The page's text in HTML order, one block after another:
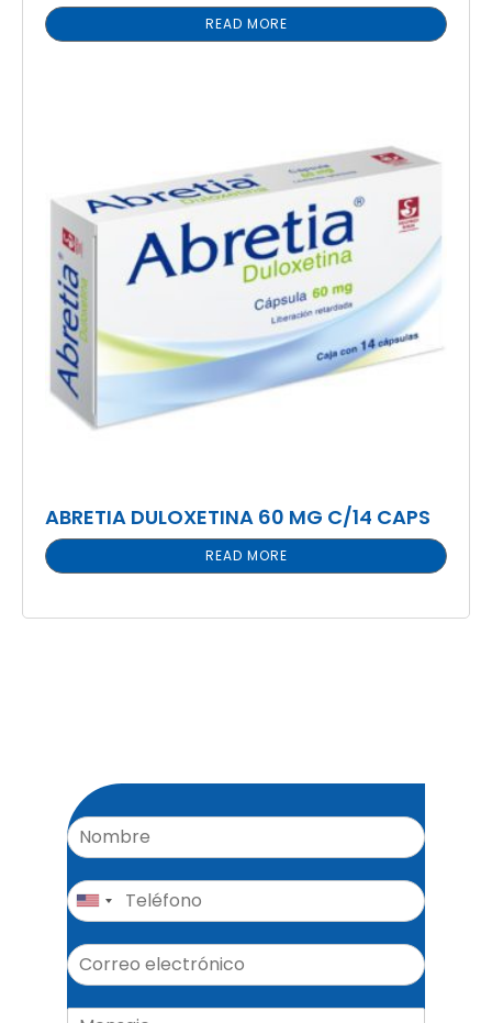
READ MORE
ABRETIA DULOXETINA 60 MG C/14 CAPS
READ MORE